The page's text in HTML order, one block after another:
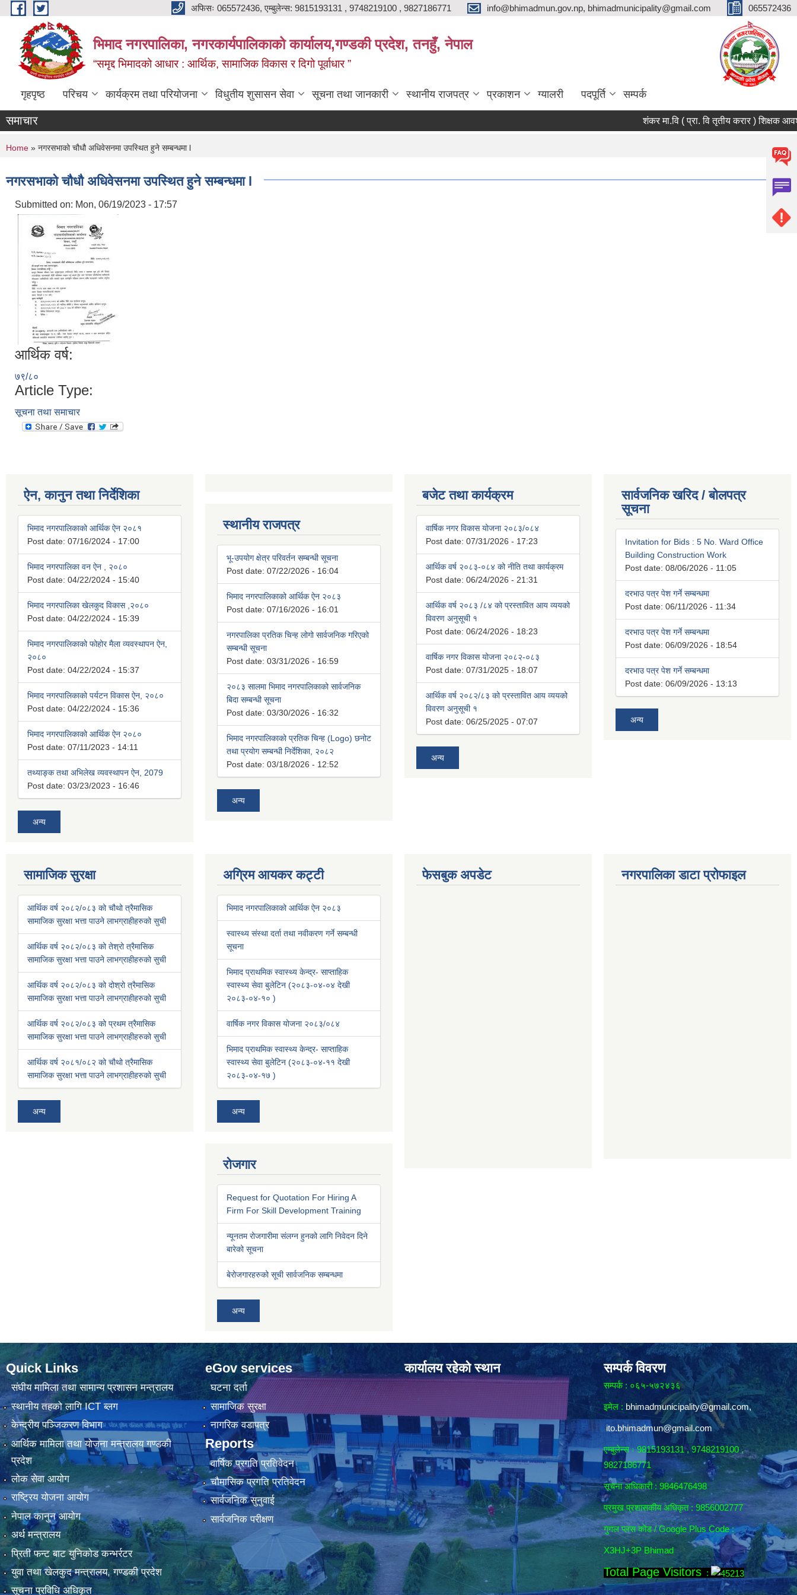
Skip to main content अफिसः 065572436, ‍‍एम्बुलेन्स: 9815193131 , 9748219100 , 9827186771 info@bhimadmun.gov.np, bhimadmunicipality@gmail.com 065572436
भिमाद नगरपालिका, नगरकार्यपालिकाको कार्यालय,गण्डकी प्रदेश, तनहुँ, नेपाल
“समृद्द भिमादको आधार : आर्थिक, सामाजिक विकास र दिगो पूर्वाधार ”
गृहपृष्ठ परिचय कार्यक्रम तथा परियोजना विधुतीय शुसासन सेवा सूचना तथा जानकारी स्थानीय राजपत्र प्रकाशन ग्यालरी पदपूर्ति सम्पर्क
समाचार शंकर मा.वि ( प्रा. वि तृतीय करार ) शिक्षक आवश्यकता
You are here
Home » नगरसभाको चौधौ अधिवेसनमा उपस्थित हुने सम्बन्धमा l
नगरसभाको चौधौ अधिवेसनमा उपस्थित हुने सम्बन्धमा l
Submitted on: Mon, 06/19/2023 - 17:57
आर्थिक वर्ष:
७९/८०
Article Type:
सूचना तथा समाचार
ऐन, कानुन तथा निर्देशिका
भिमाद नगरपालिकाको आर्थिक ऐन २०८१
Post date: 07/16/2024 - 17:00
भिमाद नगरपालिका वन ऐन , २०८०
Post date: 04/22/2024 - 15:40
भिमाद नगरपालिका खेलकुद विकास ,२०८०
Post date: 04/22/2024 - 15:39
भिमाद नगरपालिकाको फोहोर मैला व्यवस्थापन ऐन,
२०८०
Post date: 04/22/2024 - 15:37
भिमाद नगरपालिकाको पर्यटन विकास ऐन, २०८०
Post date: 04/22/2024 - 15:36
भिमाद नगरपालिकाको आर्थिक ऐन २०८०
Post date: 07/11/2023 - 14:11
तथ्याङ्क तथा अभिलेख व्यवस्थापन ऐन, 2079
Post date: 03/23/2023 - 16:46
अन्य
स्थानीय राजपत्र
भू-उपयोग क्षेत्र परिवर्तन सम्बन्धी सूचना
Post date: 07/22/2026 - 16:04
भिमाद नगरपालिकाको आर्थिक ऐन २०८३
Post date: 07/16/2026 - 16:01
नगरपालिका प्रतिक चिन्ह लोगो सार्वजनिक गरिएको
सम्बन्धी सूचना
Post date: 03/31/2026 - 16:59
२०८३ सालमा भिमाद नगरपालिकाको सार्वजनिक
बिदा सम्बन्धी सूचना
Post date: 03/30/2026 - 16:32
भिमाद नगरपालिकाको प्रतिक चिन्ह (Logo) छनोट
तथा प्रयोग सम्बन्धी निर्देशिका, २०८२
Post date: 03/18/2026 - 12:52
अन्य
बजेट तथा कार्यक्रम
वार्षिक नगर विकास योजना २०८३/०८४
Post date: 07/31/2026 - 17:23
आर्थिक वर्ष २०८३-०८४ को नीति तथा कार्यक्रम
Post date: 06/24/2026 - 21:31
आर्थिक वर्ष २०८३ /८४ को प्रस्तावित आय व्ययको
विवरण अनुसूची १
Post date: 06/24/2026 - 18:23
वार्षिक नगर विकास योजना २०८२-०८३
Post date: 07/31/2025 - 18:07
आर्थिक वर्ष २०८२/८३ को प्रस्तावित आय व्ययको
विवरण अनुसूची १
Post date: 06/25/2025 - 07:07
अन्य
सार्वजनिक खरिद / बोलपत्र
सूचना
Invitation for Bids : 5 No. Ward Office
Building Construction Work
Post date: 08/06/2026 - 11:05
दरभाउ पत्र पेश गर्ने सम्बन्धमा
Post date: 06/11/2026 - 11:34
दरभाउ पत्र पेश गर्ने सम्बन्धमा
Post date: 06/09/2026 - 18:54
दरभाउ पत्र पेश गर्ने सम्बन्धमा
Post date: 06/09/2026 - 13:13
अन्य
सामाजिक सुरक्षा
आर्थिक वर्ष २०८२/०८३ को चौथो त्रैमासिक
सामाजिक सुरक्षा भत्ता पाउने लाभग्राहीहरुको सुची
आर्थिक वर्ष २०८२/०८३ को तेश्रो त्रैमासिक
सामाजिक सुरक्षा भत्ता पाउने लाभग्राहीहरुको सुची
आर्थिक वर्ष २०८२/०८३ को दोश्रो त्रैमासिक
सामाजिक सुरक्षा भत्ता पाउने लाभग्राहीहरुको सुची
आर्थिक वर्ष २०८२/०८३ को प्रथम त्रैमासिक
सामाजिक सुरक्षा भत्ता पाउने लाभग्राहीहरुको सुची
आर्थिक वर्ष २०८१/०८२ को चौथो त्रैमासिक
सामाजिक सुरक्षा भत्ता पाउने लाभग्राहीहरुको सुची
अन्य
अग्रिम आयकर कट्टी
भिमाद नगरपालिकाको आर्थिक ऐन २०८३
स्वास्थ्य संस्था दर्ता तथा नवीकरण गर्ने सम्बन्धी
सूचना
भिमाद प्राथमिक स्वास्थ्य केन्द्र- साप्ताहिक
स्वास्थ्य सेवा बुलेटिन (२०८३-०४-०४ देखी
२०८३-०४-१० )
वार्षिक नगर विकास योजना २०८३/०८४
भिमाद प्राथमिक स्वास्थ्य केन्द्र- साप्ताहिक
स्वास्थ्य सेवा बुलेटिन (२०८३-०४-११ देखी
२०८३-०४-१७ )
अन्य
रोजगार
Request for Quotation For Hiring A
Firm For Skill Development Training
न्यूनतम रोजगारीमा संलग्न हुनको लागि निवेदन दिने
बारेको सूचना
बेरोजगारहरुको सूची सार्वजनिक सम्बन्धमा
अन्य
फेसबुक अपडेट नगरपालिका डाटा प्रोफाइल
Quick Links
संघीय मामिला तथा सामान्य प्रशासन मन्त्रालय
स्थानीय तहको लागि ICT ब्लग
केन्द्रीय पञ्जिकरण विभाग
आर्थिक मामिला तथा योजना मन्त्रालय गण्डकी
प्रदेश
लोक सेवा आयोग
राष्ट्रिय योजना आयोग
नेपाल कानुन आयोग
अर्थ मन्त्रालय
प्रिती फन्ट बाट युनिकोड कन्भर्रटर
युवा तथा खेलकुद मन्त्रालय, गण्डकी प्रदेश
सूचना प्रविधि अधिकृत
eGov services
घटना दर्ता
सामाजिक सुरक्षा
नागरिक वडापत्र
Reports
वार्षिक प्रगति प्रतिवेदन
चौमासिक प्रगति प्रतिवेदन
सार्वजनिक सुनुवाई
सार्वजनिक परीक्षण
कार्यालय रहेको स्थान सम्पर्क विवरण
सम्पर्क : ०६५-५७२४३६
इमेल : bhimadmunicipality@gmail.com,
ito.bhimadmun@gmail.com
एम्बुलेन्स ः 9815193131 , 9748219100 ,
9827186771
सूचना अधिकारी :9846476498
प्रमुख प्रशासकीय अधिकृत : 9856002777
गुगल प्लस कोड / Google Plus Code :
X3HJ+3P Bhimad
Total Page Visitors :